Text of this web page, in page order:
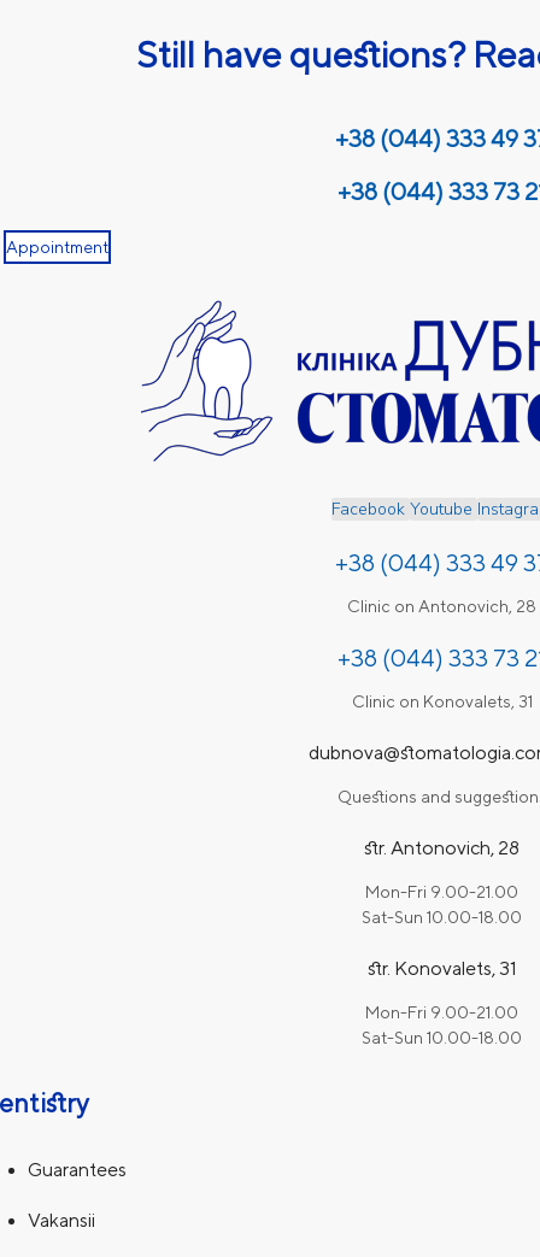
Still have questions?
+38 (044) 333 49
+38 (044) 333 73
Appointment
Facebook Youtube
+38 (044) 333 49
Clinic on Antonovich, 28
+38 (044) 333 73
Clinic on Konovalets, 31
Questions and
str. Antonovich, 28
Mon-Fri 9.00-21.00
Sat-Sun 10.00-18.00
str. Konovalets, 31
Mon-Fri 9.00-21.00
Sat-Sun 10.00-18.00
Guarantees
Vakansii